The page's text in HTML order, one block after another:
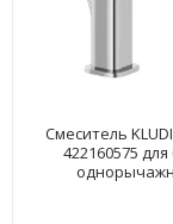
Смеситель
422160575